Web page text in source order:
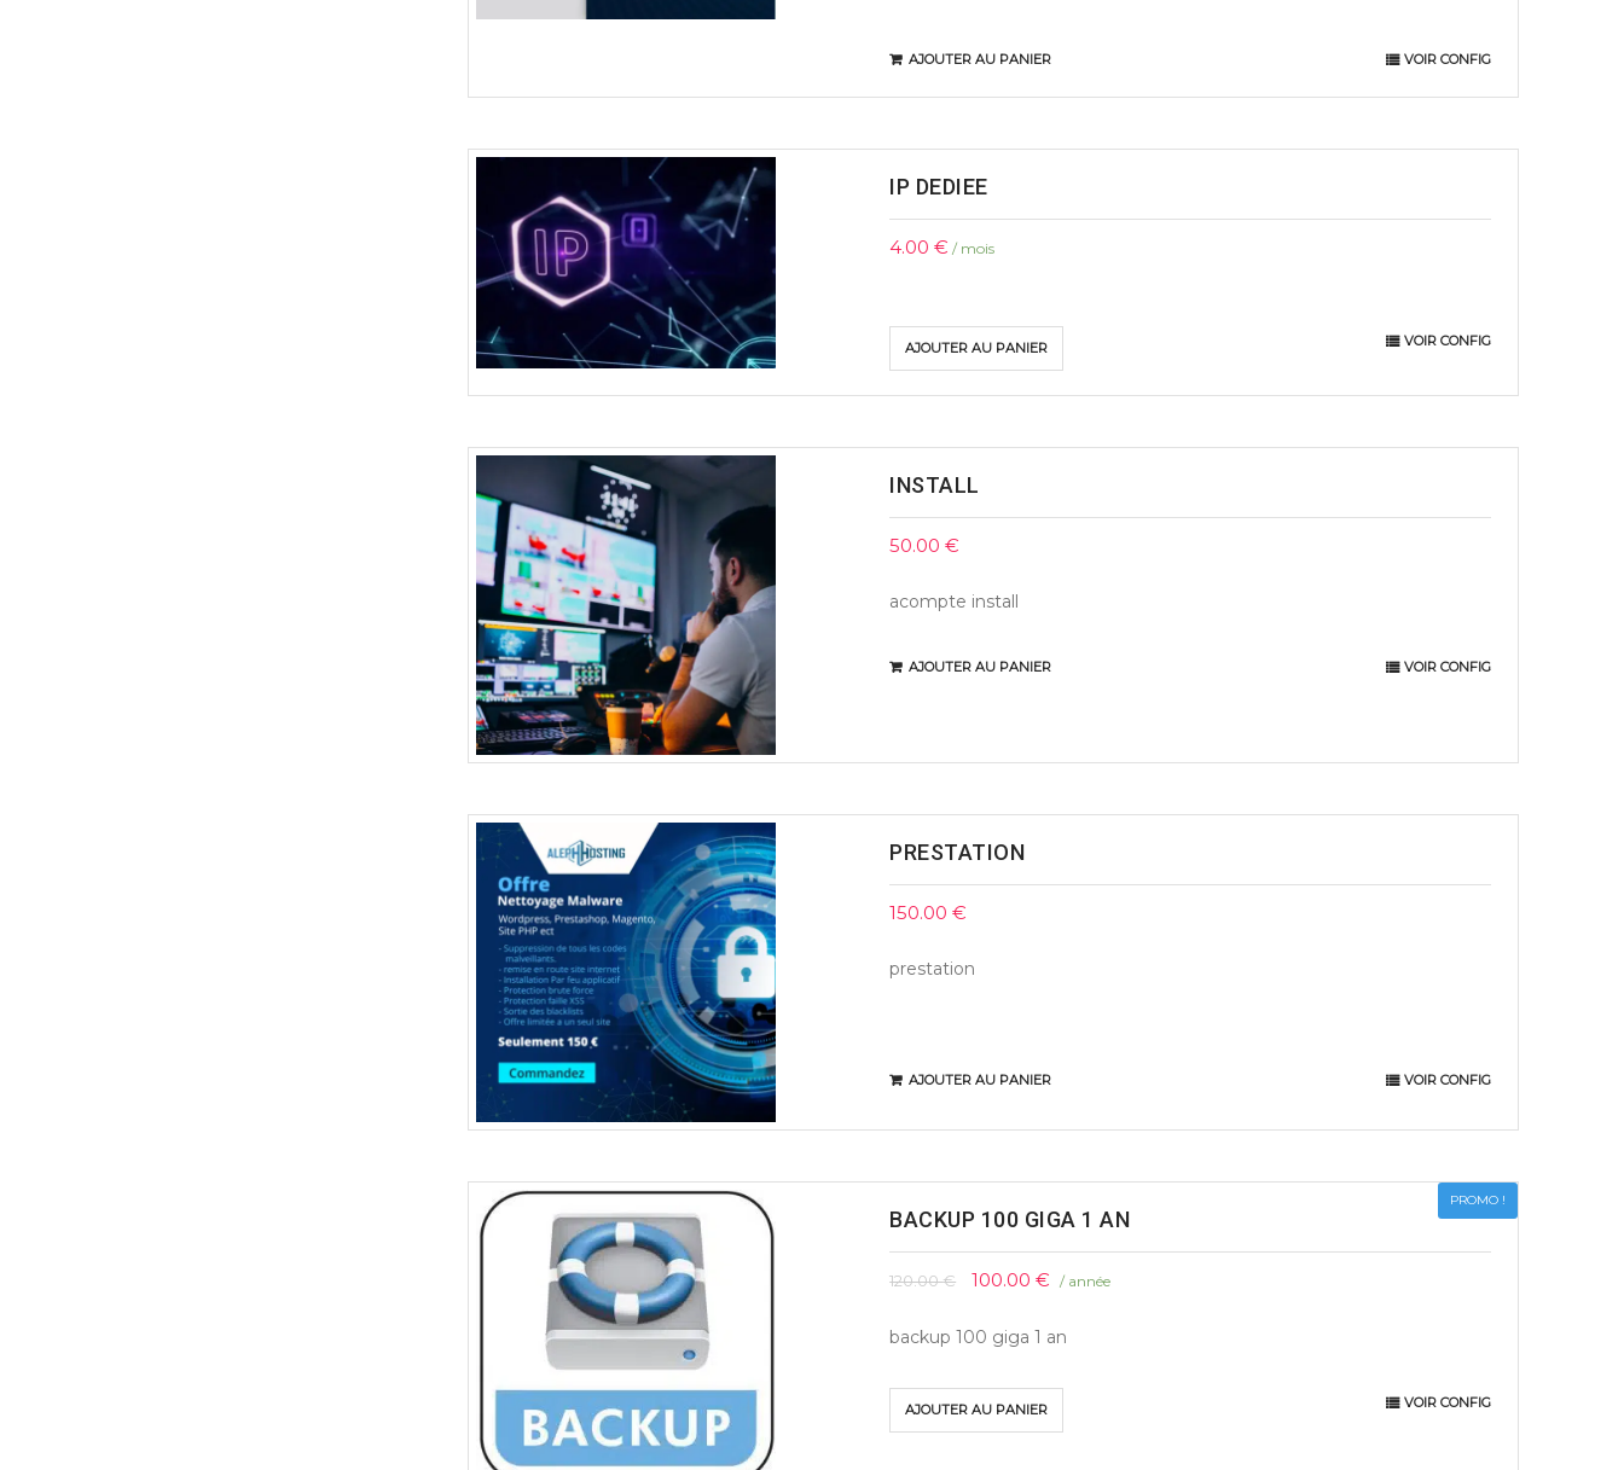
AJOUTER AU PANIER VOIR CONFIG
IP DEDIEE
4.00€ / mois
AJOUTER AU PANIER VOIR CONFIG
INSTALL
50.00€
acompte install
AJOUTER AU PANIER VOIR CONFIG
PRESTATION
150.00€
prestation
AJOUTER AU PANIER VOIR CONFIG
PROMO !
BACKUP 100 GIGA 1 AN
120.00€ 100.00€ / année
backup 100 giga 1 an
AJOUTER AU PANIER VOIR CONFIG